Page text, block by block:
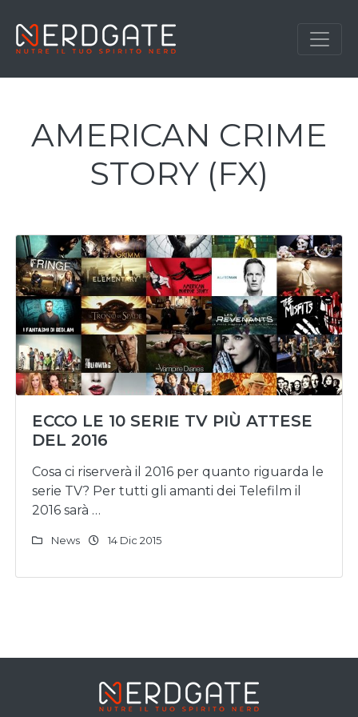
AMERICAN CRIME
STORY (FX)
ECCO LE 10 SERIE TV PIÙ ATTESE
DEL 2016
Cosa ci riserverà il 2016 per quanto riguarda le
serie TV? Per tutti gli amanti dei Telefilm il
2016 sarà …
News 14 Dic 2015